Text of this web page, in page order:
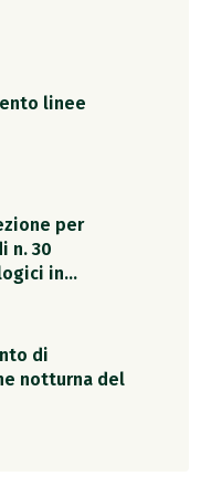
linee
per
n. 30
in
di
notturna del